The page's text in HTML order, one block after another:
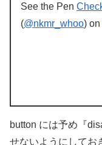
See the Pen
(@nkmr_whoo) on
button には予め『
せないようにしてお